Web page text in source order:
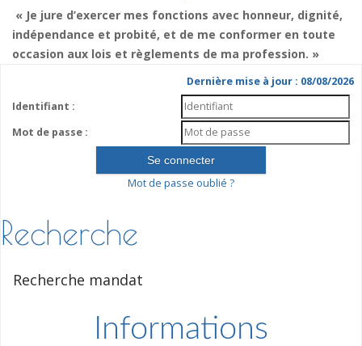
« Je jure d’exercer mes fonctions avec honneur, dignité,
indépendance et probité, et de me conformer en toute
occasion aux lois et règlements de ma profession. »
Dernière mise à jour : 08/08/2026
Identifiant :
Mot de passe :
Mot de passe oublié ?
Recherche
Recherche mandat
Informations